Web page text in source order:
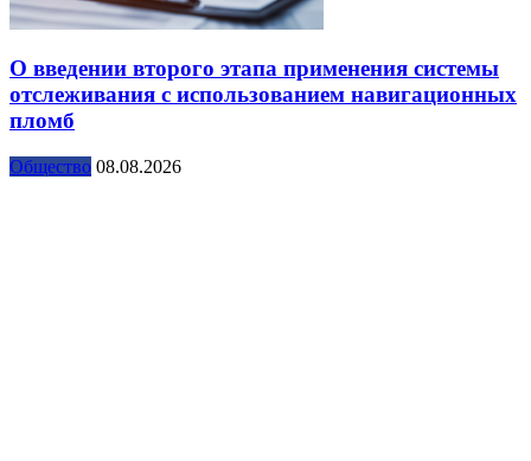
О введении второго этапа применения системы
отслеживания с использованием навигационных
пломб
Общество 08.08.2026